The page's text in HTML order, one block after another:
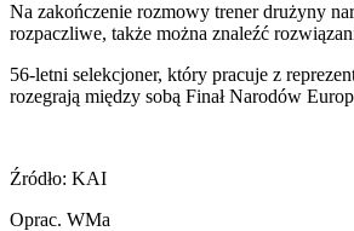
Na zakończenie rozmowy trener drużyny
rozpaczliwe, także można znaleźć
56-letni selekcjoner, który pracuje z
rozegrają między sobą Finał Narodów
Źródło: KAI
Oprac. WMa